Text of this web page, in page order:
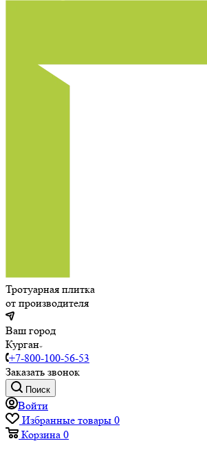
Тротуарная плитка
от производителя
Ваш город
Курган
+7-800-100-56-53
Заказать звонок
Поиск
Войти
Избранные товары 0
Корзина 0